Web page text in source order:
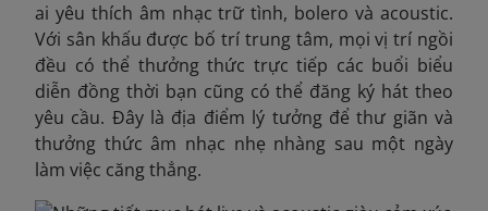
ai yêu thích âm nhạc trữ tình, bolero và acoustic.
Với sân khấu được bố trí trung tâm, mọi vị trí ngồi
đều có thể thưởng thức trực tiếp các buổi biểu
diễn đồng thời bạn cũng có thể đăng ký hát theo
yêu cầu. Đây là địa điểm lý tưởng để thư giãn và
thưởng thức âm nhạc nhẹ nhàng sau một ngày
làm việc căng thẳng.